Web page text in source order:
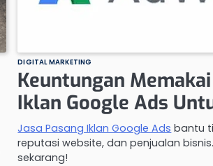
DIGITAL MARKETING
Keuntungan
Iklan Google Ads
Jasa Pasang Iklan Google Ads bantu
reputasi website, dan penjualan
sekarang!